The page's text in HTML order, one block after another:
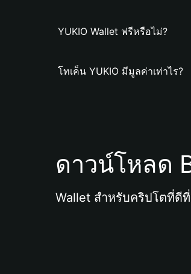
YUKIO Wallet ฟรีหรือไม่?
โทเค็น YUKIO มีมูลค่าเท่าไร?
ดาวน์โหลด
Wallet สำหรับคริปโตที่ดี